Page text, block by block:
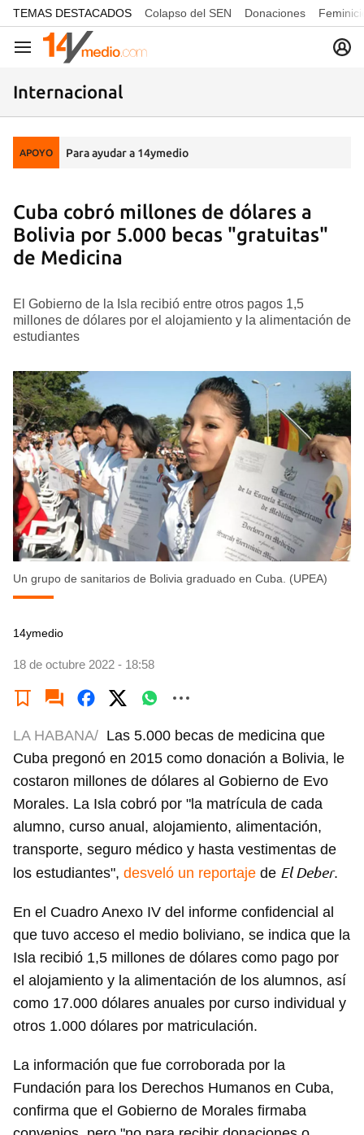
common.go-to-content
TEMAS DESTACADOS Colapso del SEN Donaciones
Navegación
Internacional
APOYO Para ayudar a 14ymedio
Cuba cobró millones de dólares a
Bolivia por 5.000 becas "gratuitas"
de Medicina
El Gobierno de la Isla recibió entre otros pagos 1,5
millones de dólares por el alojamiento y la alimentación de
estudiantes
Un grupo de sanitarios de Bolivia graduado en Cuba. (UPEA)
14ymedio
18 de octubre 2022 - 18:58
LA HABANA/ Las 5.000 becas de medicina que
Cuba pregonó en 2015 como donación a Bolivia, le
costaron millones de dólares al Gobierno de Evo
Morales. La Isla cobró por "la matrícula de cada
alumno, curso anual, alojamiento, alimentación,
transporte, seguro médico y hasta vestimentas de
los estudiantes", desveló un reportaje de El Deber.
En el Cuadro Anexo IV del informe confidencial al
que tuvo acceso el medio boliviano, se indica que la
Isla recibió 1,5 millones de dólares como pago por
el alojamiento y la alimentación de los alumnos, así
como 17.000 dólares anuales por curso individual y
otros 1.000 dólares por matriculación.
La información que fue corroborada por la
Fundación para los Derechos Humanos en Cuba,
confirma que el Gobierno de Morales firmaba